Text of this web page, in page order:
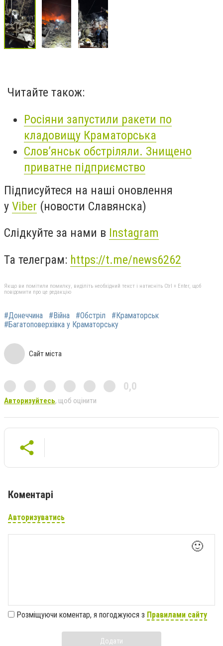
Читайте також:
Росіяни запустили ракети по
кладовищу Краматорська
Слов’янськ обстріляли. Знищено
приватне підприємство
Підписуйтеся на наші оновлення
у Viber (новости Славянска)
Слідкуйте за нами в Instagram
Та телеграм: https://t.me/news6262
Якщо ви помітили помилку, виділіть необхідний текст і натисніть Ctrl + Enter, щоб
повідомити про це редакцію
#Донеччина #Війна #Обстріл
#Краматорськ
#Багатоповерхівка у Краматорську
Сайт міста
0,0
Авторизуйтесь, щоб оцінити
Коментарі
Авторизуватись
🙂
Розміщуючи коментар, я погоджуюся з Правилами сайту
Додати